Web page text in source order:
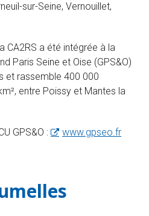
sur-Seine, Vernouillet,
CA2RS a été intégrée à la
Paris Seine et Oise (GPS&O)
et rassemble 400 000
entre Poissy et Mantes la
GPS&O : www.gpseo.fr